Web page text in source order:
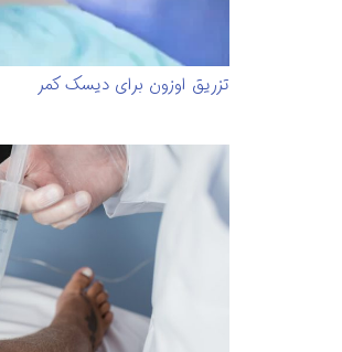
تزریق اوزون برای دیسک کمر